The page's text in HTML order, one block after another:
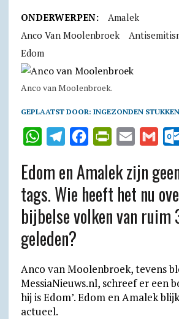
ONDERWERPEN:
Amalek
Anco Van Moolenbroek
Edom
Anco van Moolenbroek.
GEPLAATST DOOR: INGEZONDEN STUKKEN
W
a
t
s
p
p
T
l
e
g
a
m
c
e
b
k
i
n
t
i
e
n
a
i
l
a
i
l
Edom en Amalek zijn
tags. Wie heeft het nu
bijbelse volken van
geleden?
Anco van Moolenbroek, tevens
MessiaNieuws.nl, schreef er een
hij is Edom’. Edom en Amalek
actueel.